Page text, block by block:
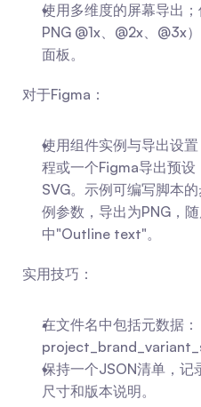
使用多维度的屏幕导出；
PNG @1x、@2x、@3x
面板。
对于Figma：
使用组件实例与导出设
程或一个Figma导出预设
SVG。示例可编写脚本
例参数，导出为PNG，
中"Outline text"。
实用技巧：
在文件名中包括元数据：
保持一个JSON清单，记
尺寸和版本说明。